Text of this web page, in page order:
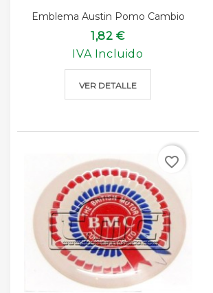
Emblema Austin Pomo Cambio
1,82 €
IVA Incluido
VER DETALLE
favorite_border